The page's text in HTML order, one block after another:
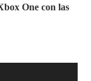
One con las